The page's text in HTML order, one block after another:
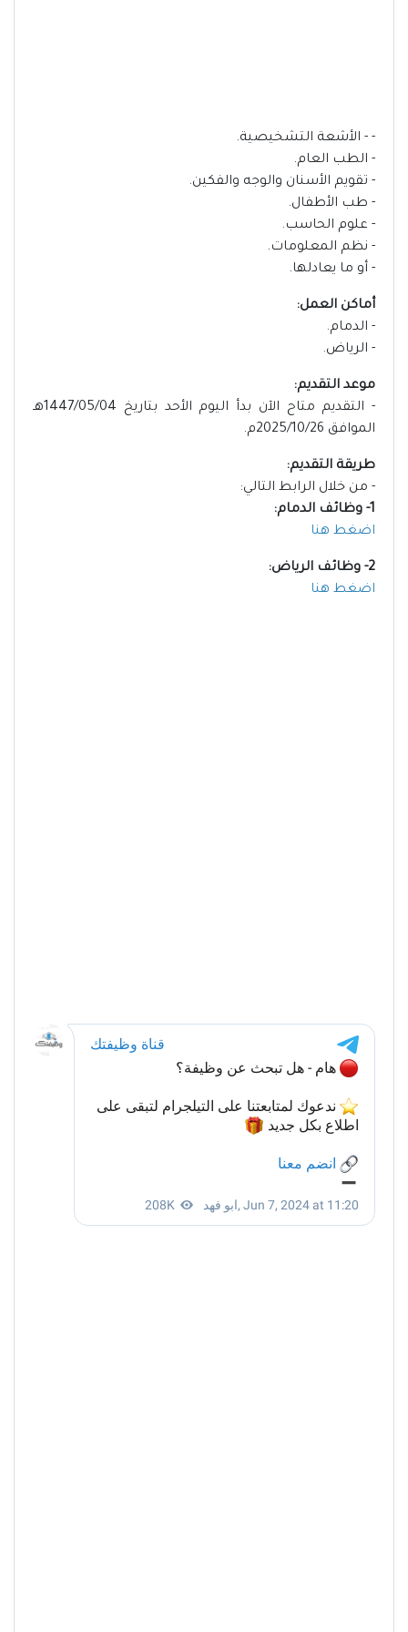
- - الأشعة التشخيصية.
- الطب العام.
- تقويم الأسنان والوجه والفكين.
- طب الأطفال.
- علوم الحاسب.
- نظم المعلومات.
- أو ما يعادلها.
أماكن العمل:
- الدمام.
- الرياض.
موعد التقديم:
- التقديم متاح الآن بدأ اليوم الأحد بتاريخ 1447/05/04هـ
الموافق 2025/10/26م.
طريقة التقديم:
- من خلال الرابط التالي:
1- وظائف الدمام:
اضغط هنا
2- وظائف الرياض:
اضغط هنا